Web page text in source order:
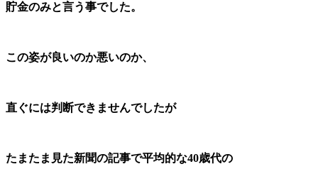
貯金のみと言う事でした。
この姿が良いのか悪いのか、
直ぐには判断できませんでしたが
たまたま見た新聞の記事で平均的な40歳代の